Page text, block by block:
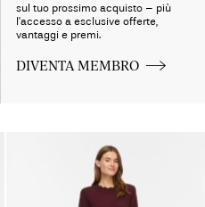
sul tuo prossimo acquisto – più
l’accesso a esclusive offerte,
vantaggi e premi.
DIVENTA MEMBRO